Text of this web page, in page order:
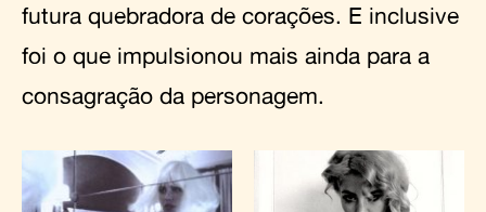
futura quebradora de corações. E inclusive
foi o que impulsionou mais ainda para a
consagração da personagem.